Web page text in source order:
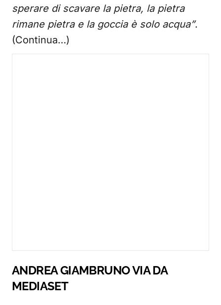
sperare di scavare la pietra, la pietra
rimane pietra e la goccia è solo acqua”.
(Continua…)
ANDREA GIAMBRUNO VIA DA
MEDIASET